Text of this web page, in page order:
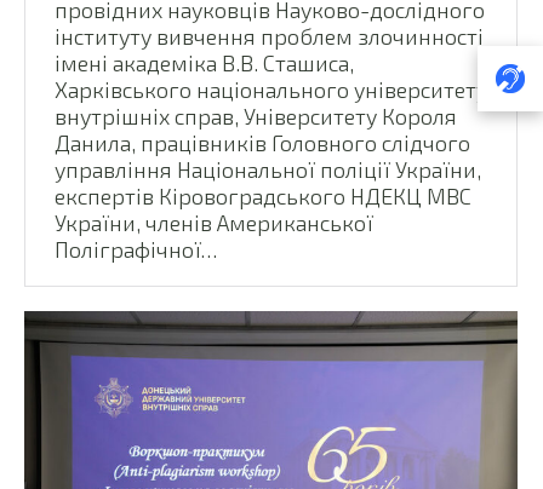
провідних науковців Науково-дослідного
інституту вивчення проблем злочинності
імені академіка В.В. Сташиса,
Харківського національного університету
внутрішніх справ, Університету Короля
Данила, працівників Головного слідчого
управління Національної поліції України,
експертів Кіровоградського НДЕКЦ МВС
України, членів Американської
Поліграфічної…